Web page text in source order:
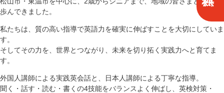
歩んできました。
私たちは、質の高い指導で英語力を確実に伸ばすことを大切にしていま
す。
そしてその力を、世界とつながり、未来を切り拓く実践力へと育てま
す。
外国人講師による実践英会話と、日本人講師による丁寧な指導。
聞く・話す・読む・書くの4技能をバランスよく伸ばし、英検対策・